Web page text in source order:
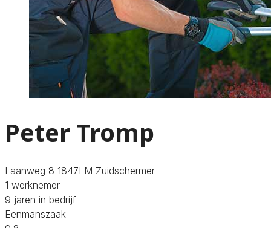
Peter Tromp
Laanweg 8 1847LM Zuidschermer
1 werknemer
9 jaren in bedrijf
Eenmanszaak